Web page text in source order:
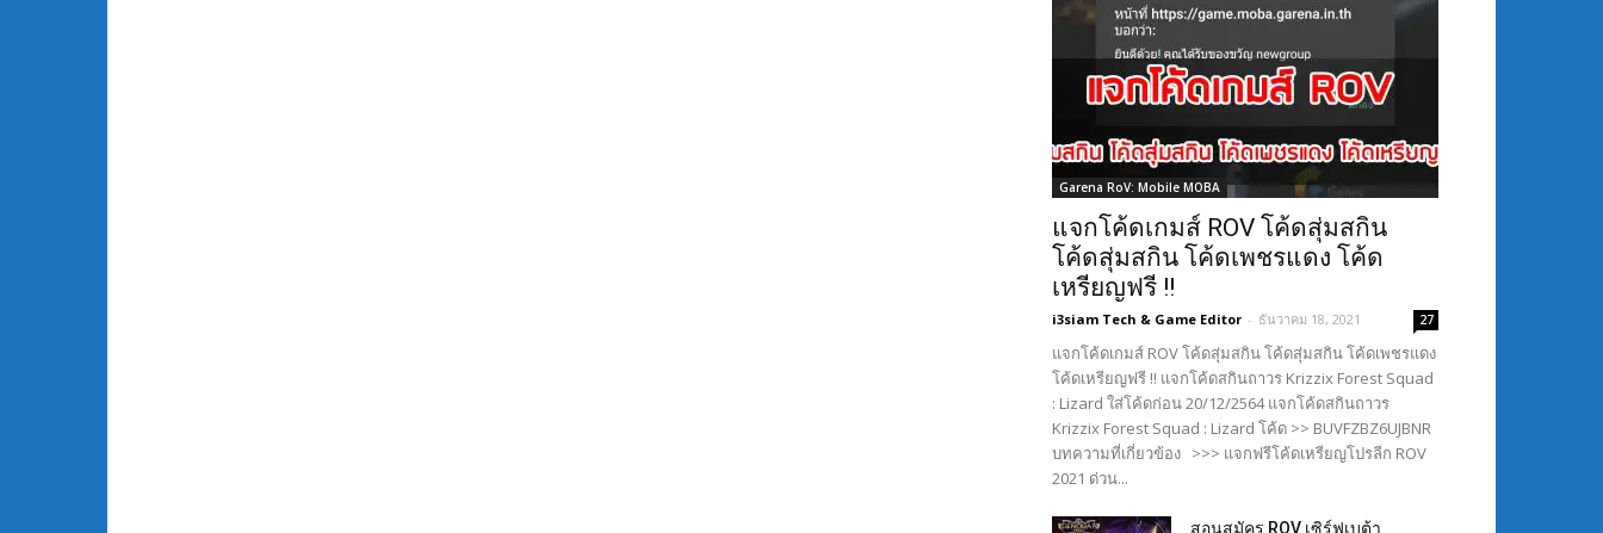
Garena RoV: Mobile MOBA
แจกโค้ดเกมส์ ROV โค้ดสุ่มสกิน
โค้ดสุ่มสกิน โค้ดเพชรแดง โค้ด
เหรียญฟรี !!
i3siam Tech & Game Editor - ธันวาคม 18, 2021 27
แจกโค้ดเกมส์ ROV โค้ดสุ่มสกิน โค้ดสุ่มสกิน โค้ดเพชรแดง
โค้ดเหรียญฟรี !! แจกโค้ดสกินถาวร Krizzix Forest Squad
: Lizard ใส่โค้ดก่อน 20/12/2564 แจกโค้ดสกินถาวร
Krizzix Forest Squad : Lizard โค้ด >> BUVFZBZ6UJBNR
บทความที่เกี่ยวข้อง >>> แจกฟรีโค้ดเหรียญโปรลีก ROV
2021 ด่วน...
สอนสมัคร ROV เซิร์ฟเบต้า